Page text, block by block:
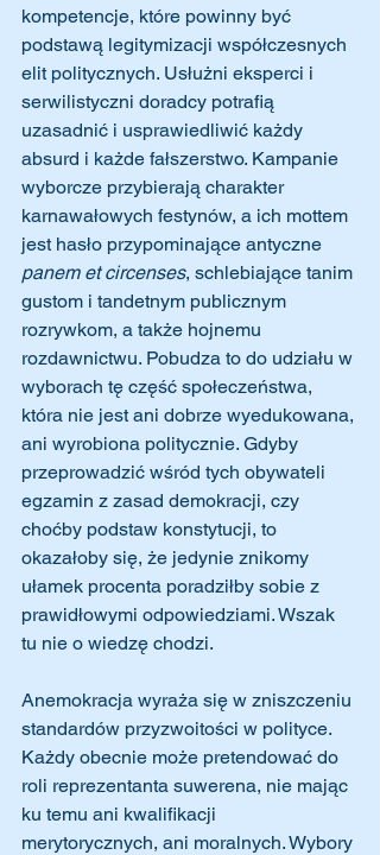
kompetencje, które powinny być
podstawą legitymizacji współczesnych
elit politycznych. Usłużni eksperci i
serwilistyczni doradcy potrafią
uzasadnić i usprawiedliwić każdy
absurd i każde fałszerstwo. Kampanie
wyborcze przybierają charakter
karnawałowych festynów, a ich mottem
jest hasło przypominające antyczne
panem et circenses, schlebiające tanim
gustom i tandetnym publicznym
rozrywkom, a także hojnemu
rozdawnictwu. Pobudza to do udziału w
wyborach tę część społeczeństwa,
która nie jest ani dobrze wyedukowana,
ani wyrobiona politycznie. Gdyby
przeprowadzić wśród tych obywateli
egzamin z zasad demokracji, czy
choćby podstaw konstytucji, to
okazałoby się, że jedynie znikomy
ułamek procenta poradziłby sobie z
prawidłowymi odpowiedziami. Wszak
tu nie o wiedzę chodzi.
Anemokracja wyraża się w zniszczeniu
standardów przyzwoitości w polityce.
Każdy obecnie może pretendować do
roli reprezentanta suwerena, nie mając
ku temu ani kwalifikacji
merytorycznych, ani moralnych. Wybory